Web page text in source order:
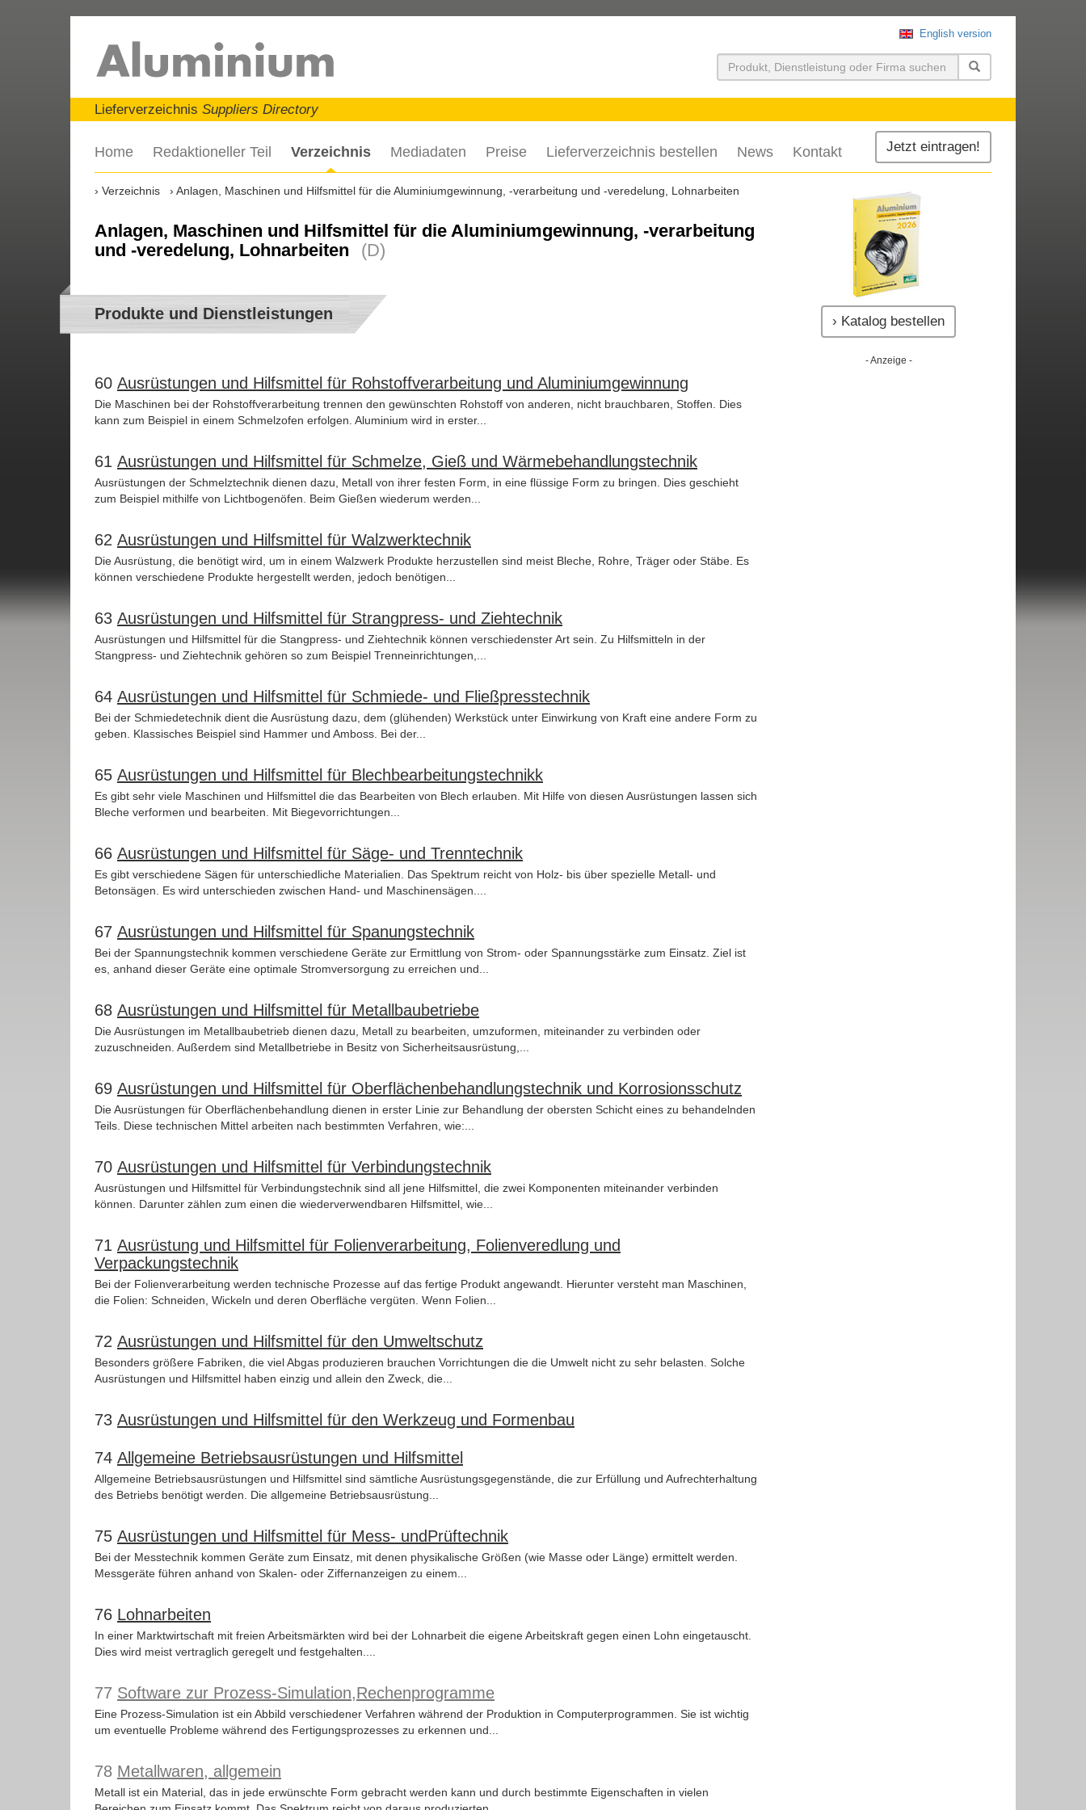
English version
Suchen
Lieferverzeichnis Suppliers Directory
Jetzt eintragen!
Home Redaktioneller Teil Verzeichnis Mediadaten Preise Lieferverzeichnis bestellen News Kontakt
Verzeichnis Anlagen, Maschinen und Hilfsmittel für die Aluminiumgewinnung, -verarbeitung und -veredelung, Lohnarbeiten
Anlagen, Maschinen und Hilfsmittel für die Aluminiumgewinnung, -verarbeitung
und -veredelung, Lohnarbeiten
(D)
Produkte und Dienstleistungen
60 Ausrüstungen und Hilfsmittel für Rohstoffverarbeitung und Aluminiumgewinnung
Die Maschinen bei der Rohstoffverarbeitung trennen den gewünschten Rohstoff von anderen, nicht brauchbaren, Stoffen. Dies
kann zum Beispiel in einem Schmelzofen erfolgen. Aluminium wird in erster...
61 Ausrüstungen und Hilfsmittel für Schmelze, Gieß und Wärmebehandlungstechnik
Ausrüstungen der Schmelztechnik dienen dazu, Metall von ihrer festen Form, in eine flüssige Form zu bringen. Dies geschieht
zum Beispiel mithilfe von Lichtbogenöfen. Beim Gießen wiederum werden...
62 Ausrüstungen und Hilfsmittel für Walzwerktechnik
Die Ausrüstung, die benötigt wird, um in einem Walzwerk Produkte herzustellen sind meist Bleche, Rohre, Träger oder Stäbe. Es
können verschiedene Produkte hergestellt werden, jedoch benötigen...
63 Ausrüstungen und Hilfsmittel für Strangpress- und Ziehtechnik
Ausrüstungen und Hilfsmittel für die Stangpress- und Ziehtechnik können verschiedenster Art sein. Zu Hilfsmitteln in der
Stangpress- und Ziehtechnik gehören so zum Beispiel Trenneinrichtungen,...
64 Ausrüstungen und Hilfsmittel für Schmiede- und Fließpresstechnik
Bei der Schmiedetechnik dient die Ausrüstung dazu, dem (glühenden) Werkstück unter Einwirkung von Kraft eine andere Form zu
geben. Klassisches Beispiel sind Hammer und Amboss. Bei der...
65 Ausrüstungen und Hilfsmittel für Blechbearbeitungstechnikk
Es gibt sehr viele Maschinen und Hilfsmittel die das Bearbeiten von Blech erlauben. Mit Hilfe von diesen Ausrüstungen lassen sich
Bleche verformen und bearbeiten. Mit Biegevorrichtungen...
66 Ausrüstungen und Hilfsmittel für Säge- und Trenntechnik
Es gibt verschiedene Sägen für unterschiedliche Materialien. Das Spektrum reicht von Holz- bis über spezielle Metall- und
Betonsägen. Es wird unterschieden zwischen Hand- und Maschinensägen....
67 Ausrüstungen und Hilfsmittel für Spanungstechnik
Bei der Spannungstechnik kommen verschiedene Geräte zur Ermittlung von Strom- oder Spannungsstärke zum Einsatz. Ziel ist
es, anhand dieser Geräte eine optimale Stromversorgung zu erreichen und...
68 Ausrüstungen und Hilfsmittel für Metallbaubetriebe
Die Ausrüstungen im Metallbaubetrieb dienen dazu, Metall zu bearbeiten, umzuformen, miteinander zu verbinden oder
zuzuschneiden. Außerdem sind Metallbetriebe in Besitz von Sicherheitsausrüstung,...
69 Ausrüstungen und Hilfsmittel für Oberflächenbehandlungstechnik und Korrosionsschutz
Die Ausrüstungen für Oberflächenbehandlung dienen in erster Linie zur Behandlung der obersten Schicht eines zu behandelnden
Teils. Diese technischen Mittel arbeiten nach bestimmten Verfahren, wie:...
70 Ausrüstungen und Hilfsmittel für Verbindungstechnik
Ausrüstungen und Hilfsmittel für Verbindungstechnik sind all jene Hilfsmittel, die zwei Komponenten miteinander verbinden
können. Darunter zählen zum einen die wiederverwendbaren Hilfsmittel, wie...
71 Ausrüstung und Hilfsmittel für Folienverarbeitung, Folienveredlung und
Verpackungstechnik
Bei der Folienverarbeitung werden technische Prozesse auf das fertige Produkt angewandt. Hierunter versteht man Maschinen,
die Folien: Schneiden, Wickeln und deren Oberfläche vergüten. Wenn Folien...
72 Ausrüstungen und Hilfsmittel für den Umweltschutz
Besonders größere Fabriken, die viel Abgas produzieren brauchen Vorrichtungen die die Umwelt nicht zu sehr belasten. Solche
Ausrüstungen und Hilfsmittel haben einzig und allein den Zweck, die...
73 Ausrüstungen und Hilfsmittel für den Werkzeug und Formenbau
74 Allgemeine Betriebsausrüstungen und Hilfsmittel
Allgemeine Betriebsausrüstungen und Hilfsmittel sind sämtliche Ausrüstungsgegenstände, die zur Erfüllung und Aufrechterhaltung
des Betriebs benötigt werden. Die allgemeine Betriebsausrüstung...
75 Ausrüstungen und Hilfsmittel für Mess- undPrüftechnik
Bei der Messtechnik kommen Geräte zum Einsatz, mit denen physikalische Größen (wie Masse oder Länge) ermittelt werden.
Messgeräte führen anhand von Skalen- oder Ziffernanzeigen zu einem...
76 Lohnarbeiten
In einer Marktwirtschaft mit freien Arbeitsmärkten wird bei der Lohnarbeit die eigene Arbeitskraft gegen einen Lohn eingetauscht.
Dies wird meist vertraglich geregelt und festgehalten....
77 Software zur Prozess-Simulation,Rechenprogramme
Eine Prozess-Simulation ist ein Abbild verschiedener Verfahren während der Produktion in Computerprogrammen. Sie ist wichtig
um eventuelle Probleme während des Fertigungsprozesses zu erkennen und...
78 Metallwaren, allgemein
Metall ist ein Material, das in jede erwünschte Form gebracht werden kann und durch bestimmte Eigenschaften in vielen
› Katalog bestellen
- Anzeige -